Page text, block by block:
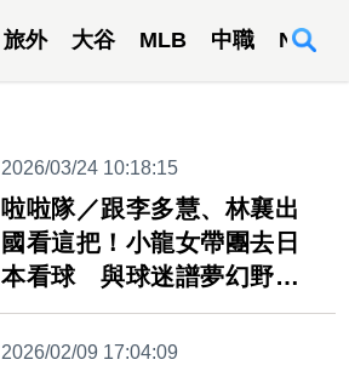
旅外 大谷 MLB 中職 NBA
2026/03/24 10:18:15
啦啦隊／跟李多慧、林襄出
國看這把！小龍女帶團去日
本看球 與球迷譜夢幻野球
夢
2026/02/09 17:04:09